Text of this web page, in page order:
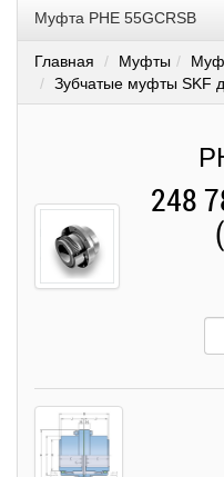
Муфта PHE 55GCRSB
Главная Муфты
Зубчатые муфты SKF
248